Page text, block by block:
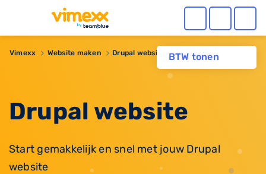
BTW tonen
Vimexx Website maken Drupal website
Drupal website
Start gemakkelijk en snel met jouw Drupal
website